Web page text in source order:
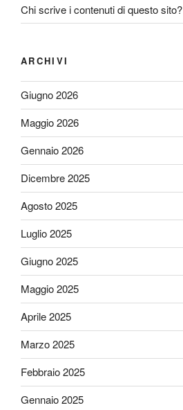
Chi scrive i contenuti di questo sito?
ARCHIVI
Giugno 2026
Maggio 2026
Gennaio 2026
Dicembre 2025
Agosto 2025
Luglio 2025
Giugno 2025
Maggio 2025
Aprile 2025
Marzo 2025
Febbraio 2025
Gennaio 2025